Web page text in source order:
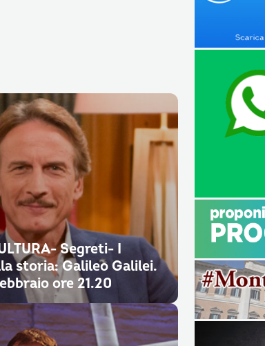
Segreti- I
storia: Galileo Galilei.
ore 21.20